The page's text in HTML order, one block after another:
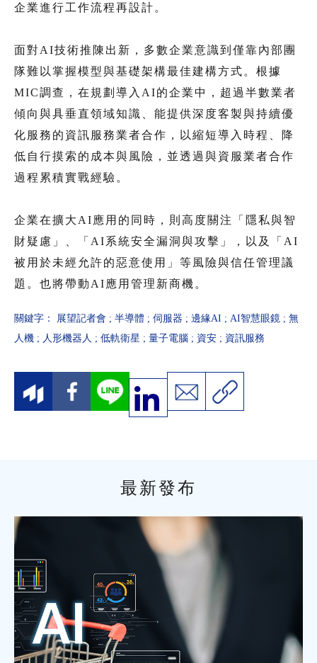
企業進行工作流程再設計。
面對AI技術推陳出新，多數企業意識到僅靠內部團
隊難以掌握模型與基礎架構最佳建構方式。根據
MIC調查，在規劃導入AI的企業中，超過半數業者
傾向與具垂直領域知識、能提供深度客製與持續優
化服務的資訊服務業者合作，以縮短導入時程、降
低自行摸索的成本與風險，並透過與資服業者合作
過程累積實戰經驗。
企業在擴大AI應用的同時，則高度關注「隱私與智
財疑慮」、「AI系統安全漏洞與攻擊」，以及「AI
被用於未經允許的惡意使用」等風險與信任管理議
題。也將帶動AI應用管理新商機。
關鍵字： 展望記者會 ; 半導體 ; 伺服器 ; 邊緣AI ; AI智慧眼鏡 ; 無
人機 ; 人形機器人 ; 低軌衛星 ; 量子電腦 ; 資安 ; 資訊服務
最新發布